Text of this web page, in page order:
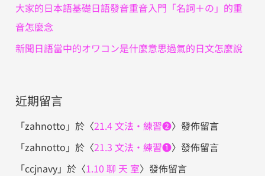
大家的日本語基礎日語發音重音入門「名詞＋の」的重
音怎麼念
新聞日語當中的オワコン是什麼意思過氣的日文怎麼說
近期留言
「zahnotto 」於〈21.4 文法・練習❷〉發佈留言
「zahnotto 」於〈21.3 文法・練習❶〉發佈留言
「ccjnavy」於〈1.10 聊 天 室〉發佈留言